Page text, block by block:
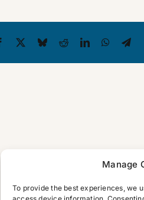
Manage
To provide the best experiences, we
Facebook BlueskyRedditLinkedIn
Ländern
so